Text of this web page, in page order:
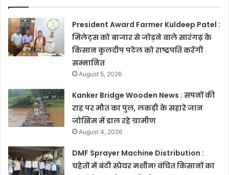
President Award Farmer Kuldeep Patel :
मिलेट्स को बाजार से जोड़ने वाले सारंगढ़ के
किसान कुलदीप पटेल को राष्ट्रपति करेंगी
सम्मानित
August 5, 2026
Kanker Bridge Wooden News : सपनों की
राह पर मौत का पुल, लकड़ी के सहारे जान
जोखिम में डाल रहे ग्रामीण
August 4, 2026
DMF Sprayer Machine Distribution :
चहेतों में बंटी स्प्रेयर मशीन! वंचित किसानों का